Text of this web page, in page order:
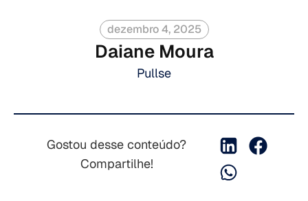
dezembro 4, 2025
Daiane Moura
Pullse
Gostou desse conteúdo?
Compartilhe!